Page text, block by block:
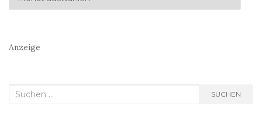
Anzeige
Suchen
SUCHEN